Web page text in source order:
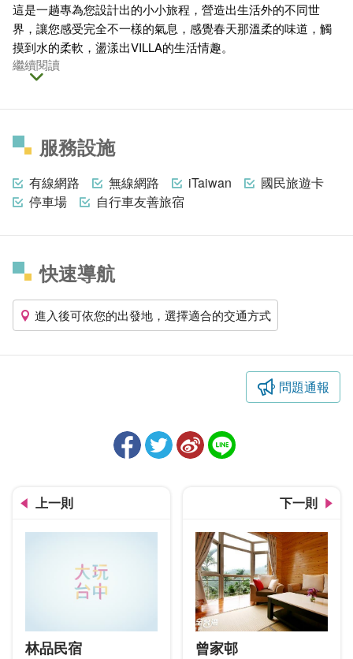
這是一趟專為您設計出的小小旅程，營造出生活外的不同世
界，讓您感受完全不一樣的氣息，感覺春天那溫柔的味道，觸
摸到水的柔軟，盪漾出VILLA的生活情趣。
繼續閱讀
服務設施
有線網路 無線網路 iTaiwan
國民旅遊卡
停車場
自行車友善旅宿
快速導航
進入後可依您的出發地，選擇適合的交通方式
問題通報
上一則
林品民宿
下一則
曾家邨